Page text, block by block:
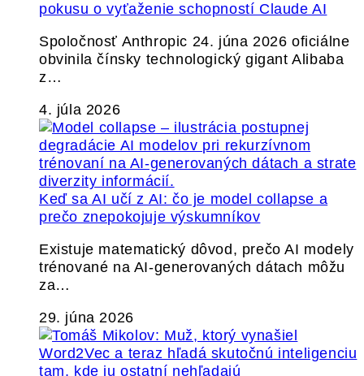
pokusu o vyťaženie schopností Claude AI
Spoločnosť Anthropic 24. júna 2026 oficiálne
obvinila čínsky technologický gigant Alibaba
z…
4. júla 2026
Keď sa AI učí z AI: čo je model collapse a
prečo znepokojuje výskumníkov
Existuje matematický dôvod, prečo AI modely
trénované na AI-generovaných dátach môžu
za…
29. júna 2026